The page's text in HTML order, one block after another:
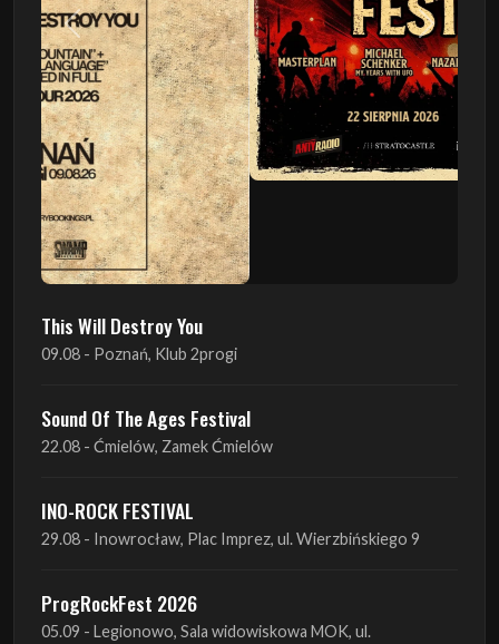
This Will Destroy You
09.08 - Poznań, Klub 2progi
Sound Of The Ages Festival
22.08 - Ćmielów, Zamek Ćmielów
INO-ROCK FESTIVAL
29.08 - Inowrocław, Plac Imprez, ul. Wierzbińskiego 9
ProgRockFest 2026
Antimatter + Sleeping Pulse